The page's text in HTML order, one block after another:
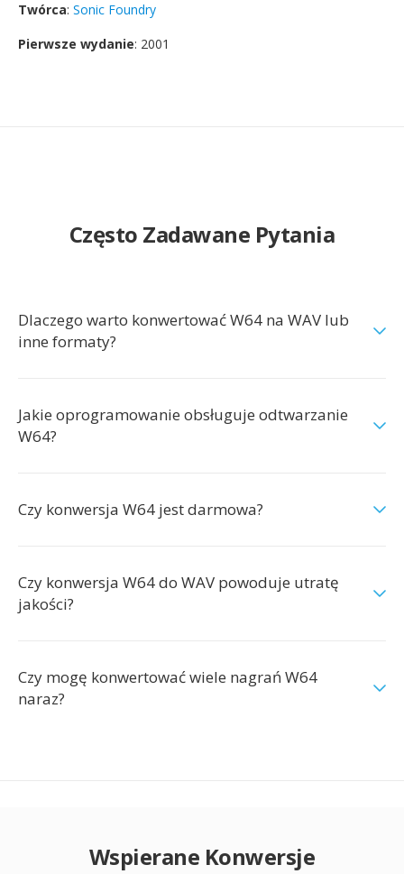
Twórca: Sonic Foundry
Pierwsze wydanie: 2001
Często Zadawane Pytania
Dlaczego warto konwertować W64 na WAV lub
inne formaty?
Jakie oprogramowanie obsługuje odtwarzanie
W64?
Czy konwersja W64 jest darmowa?
Czy konwersja W64 do WAV powoduje utratę
jakości?
Czy mogę konwertować wiele nagrań W64
naraz?
Wspierane Konwersje